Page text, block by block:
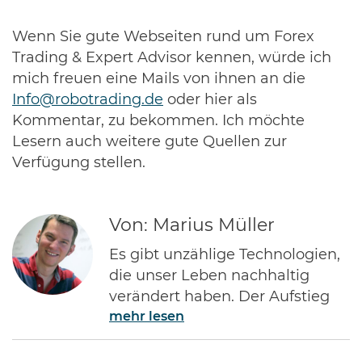
Wenn Sie gute Webseiten rund um Forex
Trading & Expert Advisor kennen, würde ich
mich freuen eine Mails von ihnen an die
Info@robotrading.de oder hier als
Kommentar, zu bekommen. Ich möchte
Lesern auch weitere gute Quellen zur
Verfügung stellen.
Von: Marius Müller
Es gibt unzählige Technologien,
die unser Leben nachhaltig
verändert haben. Der Aufstieg
des Internets gehört ohne Frage
zu den Bedeutendsten. Namen
mehr lesen